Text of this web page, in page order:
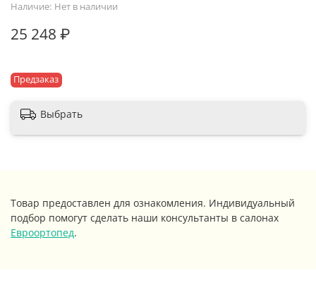
Наличие: Нет в наличии
Предзаказ
25 248 ₽
Выбрать
Товар предоставлен для ознакомления. Индивидуальный
подбор помогут сделать наши консультанты в салонах
Евроортопед.